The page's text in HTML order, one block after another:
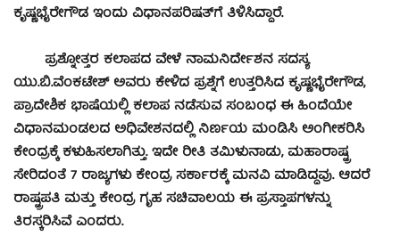
ಕೃಷ್ಣಭೈರೇಗೌಡ ಇಂದು ವಿಧಾನಪರಿಷತ್‍ಗೆ ತಿಳಿಸಿದ್ದಾರೆ.
ಪ್ರಶ್ನೋತ್ತರ ಕಲಾಪದ ವೇಳೆ ನಾಮನಿರ್ದೇಶನ ಸದಸ್ಯ
ಯು.ಬಿ.ವೆಂಕಟೇಶ್ ಅವರು ಕೇಳಿದ ಪ್ರಶ್ನೆಗೆ ಉತ್ತರಿಸಿದ ಕೃಷ್ಣಭೈರೇಗೌಡ,
ಪ್ರಾದೇಶಿಕ ಭಾಷೆಯಲ್ಲಿ ಕಲಾಪ ನಡೆಸುವ ಸಂಬಂಧ ಈ ಹಿಂದೆಯೇ
ವಿಧಾನಮಂಡಲದ ಅಧಿವೇಶನದಲ್ಲಿ ನಿರ್ಣಯ ಮಂಡಿಸಿ ಅಂಗೀಕರಿಸಿ
ಕೇಂದ್ರಕ್ಕೆ ಕಳುಹಿಸಲಾಗಿತ್ತು. ಇದೇ ರೀತಿ ತಮಿಳುನಾಡು, ಮಹಾರಾಷ್ಟ್ರ
ಸೇರಿದಂತೆ 7 ರಾಜ್ಯಗಳು ಕೇಂದ್ರ ಸರ್ಕಾರಕ್ಕೆ ಮನವಿ ಮಾಡಿದ್ದವು. ಆದರೆ
ರಾಷ್ಟ್ರಪತಿ ಮತ್ತು ಕೇಂದ್ರ ಗೃಹ ಸಚಿವಾಲಯ ಈ ಪ್ರಸ್ತಾಪಗಳನ್ನು
ತಿರಸ್ಕರಿಸಿವೆ ಎಂದರು.